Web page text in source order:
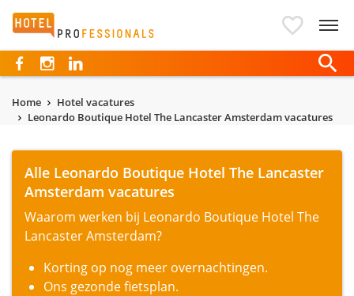
Hotelprofessionals
Home
Hotel vacatures
Leonardo Boutique Hotel The Lancaster Amsterdam vacatures
Alle Leonardo Boutique Hotel The Lancaster
Amsterdam vacatures
Waarom werken bij Leonardo Boutique Hotel The
Lancaster Amsterdam?
Korting op nog meer overnachtingen.
Ons gezonde fietsplan.